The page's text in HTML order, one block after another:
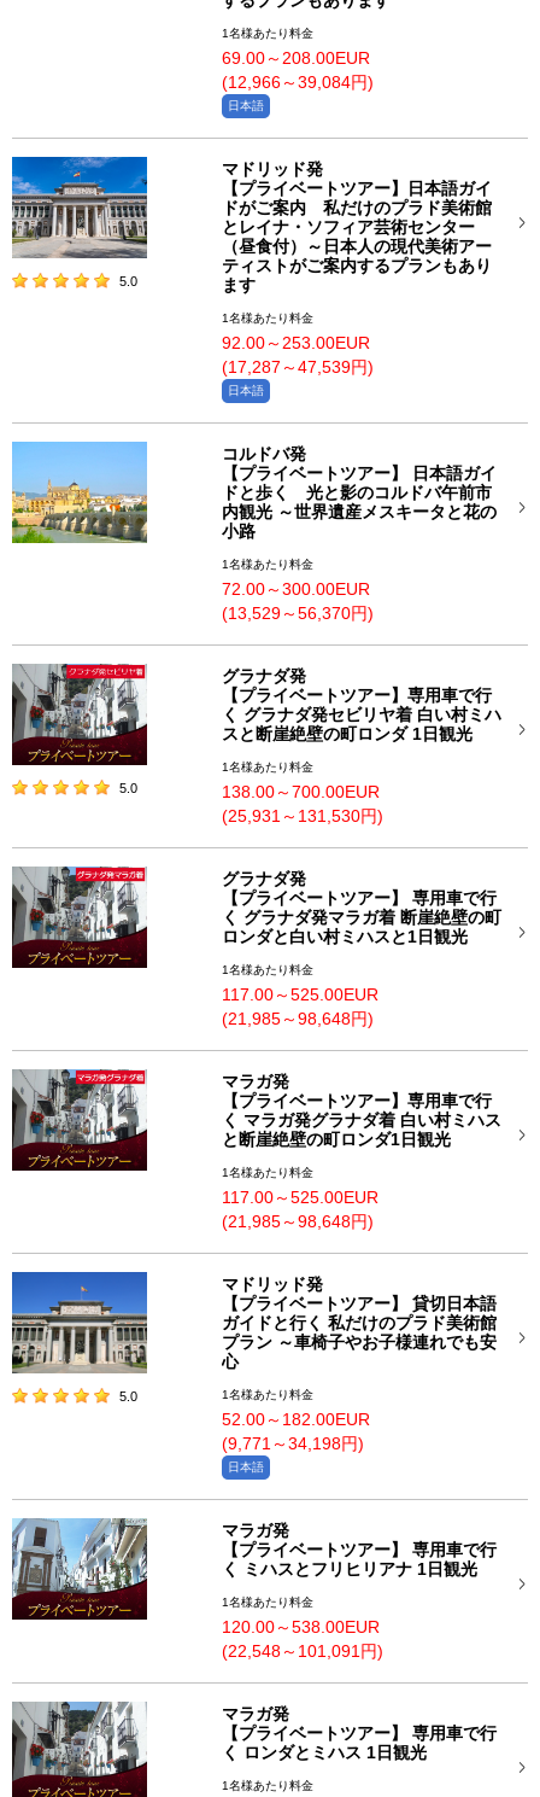
1名様あたり料金
69.00～208.00EUR
(12,966～39,084円)
日本語
5.0
マドリッド発
【プライベートツアー】日本語ガイ
ドがご案内 私だけのプラド美術館
とレイナ・ソフィア芸術センター
（昼食付）～日本人の現代美術アー
ティストがご案内するプランもあり
ます
1名様あたり料金
92.00～253.00EUR
(17,287～47,539円)
日本語
コルドバ発
【プライベートツアー】 日本語ガイ
ドと歩く 光と影のコルドバ午前市
内観光 ～世界遺産メスキータと花の
小路
1名様あたり料金
72.00～300.00EUR
(13,529～56,370円)
5.0
グラナダ発
【プライベートツアー】専用車で行
く グラナダ発セビリヤ着 白い村ミハ
スと断崖絶壁の町ロンダ 1日観光
1名様あたり料金
138.00～700.00EUR
(25,931～131,530円)
グラナダ発
【プライベートツアー】 専用車で行
く グラナダ発マラガ着 断崖絶壁の町
ロンダと白い村ミハスと1日観光
1名様あたり料金
117.00～525.00EUR
(21,985～98,648円)
マラガ発
【プライベートツアー】専用車で行
く マラガ発グラナダ着 白い村ミハス
と断崖絶壁の町ロンダ1日観光
1名様あたり料金
117.00～525.00EUR
(21,985～98,648円)
5.0
マドリッド発
【プライベートツアー】 貸切日本語
ガイドと行く 私だけのプラド美術館
プラン ～車椅子やお子様連れでも安
心
1名様あたり料金
52.00～182.00EUR
(9,771～34,198円)
日本語
マラガ発
【プライベートツアー】 専用車で行
く ミハスとフリヒリアナ 1日観光
1名様あたり料金
120.00～538.00EUR
(22,548～101,091円)
マラガ発
【プライベートツアー】 専用車で行
く ロンダとミハス 1日観光
1名様あたり料金